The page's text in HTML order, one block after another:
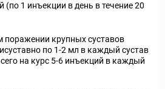
(по 1 инъекции в день в течение 20
крупных суставов
по 1-2 мл в каждый сустав
на курс 5-6 инъекций в каждый